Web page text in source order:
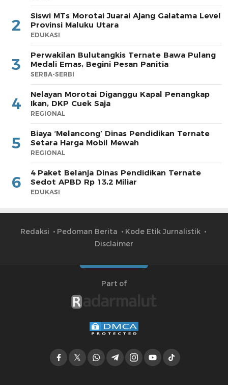
2
Siswi MTs Morotai Juarai Ajang Galatama Level
Provinsi Maluku Utara
EDUKASI
3
Perwakilan Bulutangkis Ternate Bawa Pulang
Medali Emas, Begini Pesan Panitia
SERBA-SERBI
4
Nelayan Morotai Diganggu Kapal Penangkap
Ikan, DKP Cuek Saja
REGIONAL
5
Biaya ‘Melancong’ Dinas Pendidikan Ternate
Setara Harga Mobil Mewah
REGIONAL
6
4 Paket Belanja Dinas Pendidikan Ternate
Sedot APBD Rp 13,2 Miliar
EDUKASI
Redaksi Pedoman Berita
Kode Etik Jurnalistik
Disclaimer
Part of